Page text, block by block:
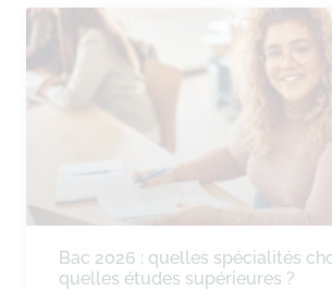
Bac 2026 : quelles spécialités
quelles études supérieures ?